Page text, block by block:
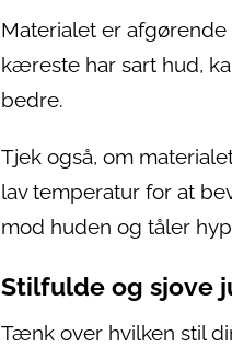
Materialet er
kæreste har sart hud,
bedre.
Tjek også, om
lav temperatur for at
mod huden og tåler
Stilfulde og sjove
Tænk over hvilken stil